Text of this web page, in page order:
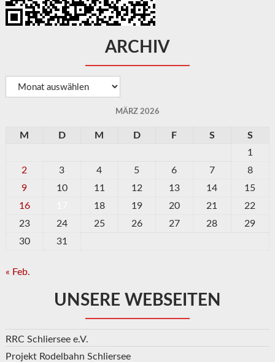
ARCHIV
Archiv
MÄRZ 2026
M D M D F S
S
1
2
3 4 5 6 7
8
9
10 11 12 13 14
15
16
18 19 20 21
22
23
24 25 26 27 28
29
30
31
« Feb.
UNSERE WEBSEITEN
RRC Schliersee e.V.
Projekt Rodelbahn Schliersee